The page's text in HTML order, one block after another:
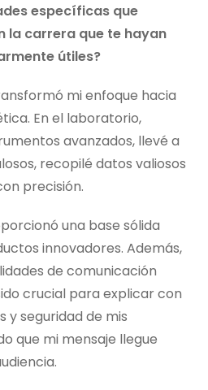
específicas que
la carrera que te hayan
útiles?
mi enfoque hacia
En el laboratorio,
avanzados, llevé a
recopilé datos valiosos
precisión.
una base sólida
innovadores. Además,
de comunicación
crucial para explicar con
y seguridad de mis
que mi mensaje llegue